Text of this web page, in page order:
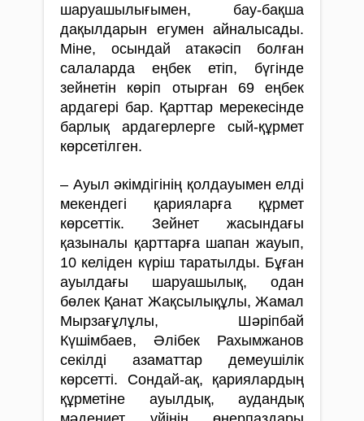
шаруашылығымен, бау-бақша
дақылдарын егу­­мен айналысады.
Міне, осындай атакәсіп бол­ған
салаларда еңбек етіп, бүгінде
зейнетін көріп отырған 69 еңбек
ардагері бар. Қарттар мерекесінде
барлық ардагерлерге сый-құрмет
көрсетілген.
– Ауыл әкімдігінің қолдауымен елді
мекен­дегі қарияларға құрмет
көрсеттік. Зейнет жа­сындағы
қазыналы қарттарға шапан жауып,
10 келіден күріш таратылды. Бұған
ауылдағы шаруашылық, одан
бөлек Қанат Жақсылықұлы, Жамал
Мырзағұлұлы, Шәріпбай
Күшімбаев, Әлібек Рахымжанов
секілді азаматтар демеу­шілік
көрсетті. Сондай-ақ, қариялардың
құр­метіне ауылдық, аудандық